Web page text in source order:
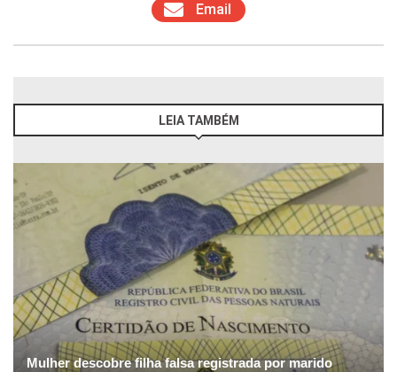
Email
LEIA TAMBÉM
Mulher descobre filha falsa registrada por marido